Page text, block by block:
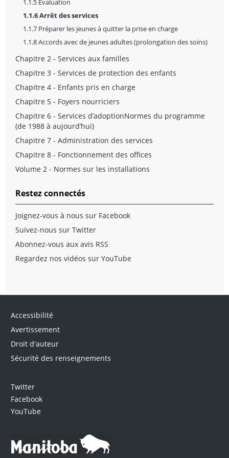
comme étant en sécurité sous certaines
conditions;
aide le client/la famille à désigner des soutiens et
des ressources de prévention appropriés et à
de services informels et communautaires, et
d’autres prestataires de services qui pourraient être
de sa clôture imminente;
remplit un rapport de fermeture à l’intention du
superviseur, qui examinera le dossier, et complète le
dossier (sur support électronique et sur support
papier) dans un délai de sept jours ouvrables;
transmet le rapport de fermeture au superviseur,
ouvrables afin de vérifier que le rapport de
fermeture est complet et que tous les documents
ont été remplis;
s’assure que le statut du dossier clos est reflété
dans la Loi sur les services à l’enfant et à la famille.
D’office à office au Manitoba- Lorsqu’un transfert
ne compromet
l’enfant et est soutenu par le Protocole de
détermination de l’autorité, le responsable du cas :
demandera que le superviseur d’envoi approuve le
demander le service et confirmera par écrit la date
d’effet du transfert;
1.1.5 Évaluation
1.1.6 Arrêt des services
1.1.7 Préparer les jeunes à quitter la prise en charge
1.1.8 Accords avec de jeunes adultes (prolongation des soins)
Chapitre 2 - Services aux familles
Chapitre 3 - Services de protection des enfants
Chapitre 4 - Enfants pris en charge
Chapitre 5 - Foyers nourriciers
Chapitre 6 - Services d’adoptionNormes du programme
(de 1988 à aujourd’hui)
Chapitre 7 - Administration des services
Chapitre 8 - Fonctionnement des offices
Volume 2 - Normes sur les installations
Restez connectés
Joignez-vous à nous sur Facebook
Suivez-nous sur Twitter
Abonnez-vous aux avis RSS
Regardez nos vidéos sur YouTube
Accessibilité
Avertissement
Droit d'auteur
Sécurité des renseignements
Twitter
Facebook
YouTube